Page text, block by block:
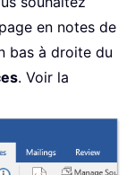
en notes de
bas à droite du
. Voir la